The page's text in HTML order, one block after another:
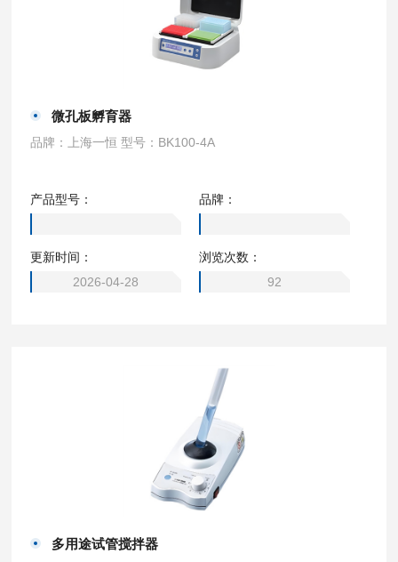
微孔板孵育器
品牌：上海一恒 型号：BK100-4A
产品型号： 品牌：
更新时间：
2026-04-28
浏览次数：
92
多用途试管搅拌器